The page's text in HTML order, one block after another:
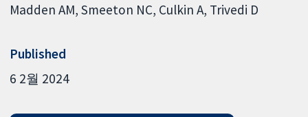
Madden AM Smeeton NC Culkin A Trivedi D
Published
6 2월 2024